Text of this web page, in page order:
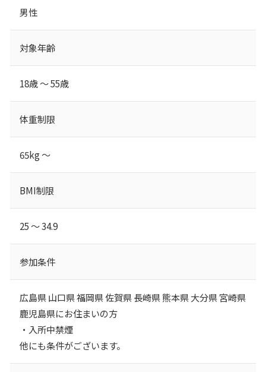
男性
対象年齢
18歳 ～ 55歳
体重制限
65kg ～
BMI制限
25 ～ 34.9
参加条件
広島県 山口県 福岡県 佐賀県 長崎県 熊本県 大分県 宮崎県
鹿児島県にお住まいの方
・入所中禁煙
他にも条件がございます。